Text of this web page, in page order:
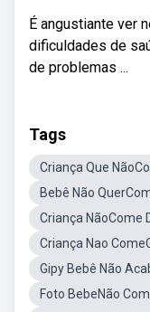
É angustiante ver
dificuldades de
de problemas ...
Tags
Criança Que
Bebê Não
Criança NãoCome
Criança Nao
Gipy Bebê Não
Foto BebeNão